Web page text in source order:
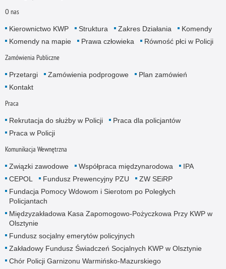
O nas
Kierownictwo KWP Struktura Zakres Działania
Komendy
Komendy na mapie
Prawa człowieka Równość płci w Policji
Zamówienia Publiczne
Przetargi Zamówienia podprogowe
Plan zamówień
Kontakt
Praca
Rekrutacja do służby w Policji
Praca dla policjantów
Praca w Policji
Komunikacja Wewnętrzna
Związki zawodowe Współpraca międzynarodowa
IPA
CEPOL
Fundusz Prewencyjny PZU
ZW SEiRP
Fundacja Pomocy Wdowom i Sierotom po Poległych
Policjantach
Międzyzakładowa Kasa Zapomogowo-Pożyczkowa Przy KWP w
Olsztynie
Fundusz socjalny emerytów policyjnych
Zakładowy Fundusz Świadczeń Socjalnych KWP w Olsztynie
Chór Policji Garnizonu Warmińsko-Mazurskiego